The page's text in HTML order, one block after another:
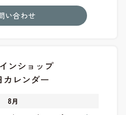
い合わせ
ンショップ
カレンダー
8月